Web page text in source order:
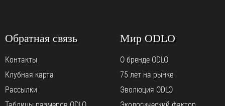
Обратная связь
Контакты
Клубная карта
Рассылки
Мир ODLO
О бренде ODLO
75 лет на рынке
Эволюция ODLO